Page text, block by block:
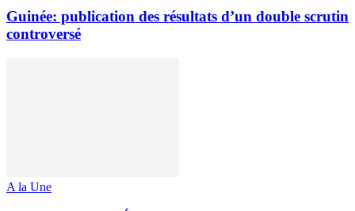
Guinée: publication des résultats d’un double scrutin
controversé
A la Une